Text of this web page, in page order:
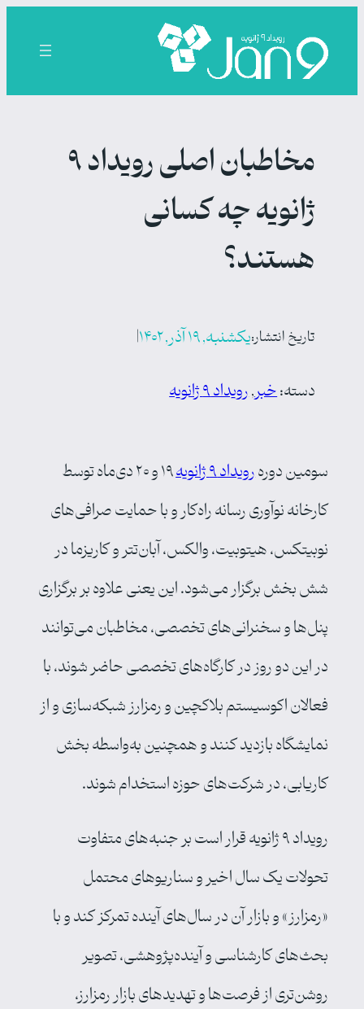
محتوا
مخاطبان اصلی رویداد ۹
ژانویه چه کسانی
هستند؟
تاریخ انتشار:یکشنبه, ۱۹ آذر, ۱۴۰۲ |
دسته‌:خبر, رویداد ۹ ژانویه
سومین دورهرویداد ۹ ژانویه
۱۹ و ۲۰ دی‌ماه توسط
کارخانه نوآوری رسانه راه‌کار و با حمایت صرافی‌های
نوبیتکس، هیتوبیت، والکس، آبان‌تتر و کاریزما در
شش بخش برگزار می‌شود. این یعنی علاوه بر برگزاری
پنل‌ها و سخنرانی‌های تخصصی، مخاطبان می‌توانند
در این دو روز در کارگاه‌های تخصصی حاضر شوند، با
فعالان اکوسیستم بلاکچین و رمزارز شبکه‌سازی و از
نمایشگاه بازدید کنند و همچنین به‌واسطه بخش
کاریابی، در شرکت‌های حوزه استخدام شوند.
رویداد ۹ ژانویه قرار است بر جنبه‌های متفاوت
تحولات یک سال اخیر و سناریوهای محتمل
«رمزارز» و بازار آن در سال‌های آینده تمرکز کند و با
بحث‌های کارشناسی و آینده‌پژوهشی، تصویر
روشن‌تری از فرصت‌ها و تهدیدهای بازار رمزارز،